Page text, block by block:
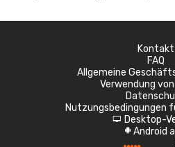
Kontakt
FAQ
Allgemeine
Verwendung
Nutzungsbedingungen
d Desktop-
A Android